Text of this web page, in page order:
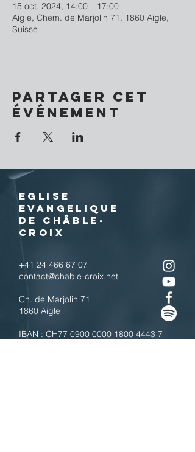
15 oct. 2024, 14:00 – 17:00
Aigle, Chem. de Marjolin 71, 1860 Aigle,
Suisse
Partager cet
événement
EGLISE
EVANGELIQUE
DE CHÂBLE-
CROIX
+41 24 466 67 07
contact@chable-croix.net
Ch. de Marjolin 71
1860 Aigle
IBAN : CH77 0900 0000 1800 4443 7